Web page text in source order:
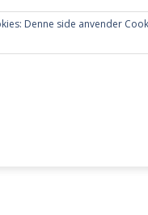
Denne side anvender